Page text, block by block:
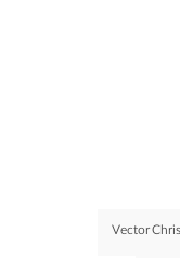
Vector